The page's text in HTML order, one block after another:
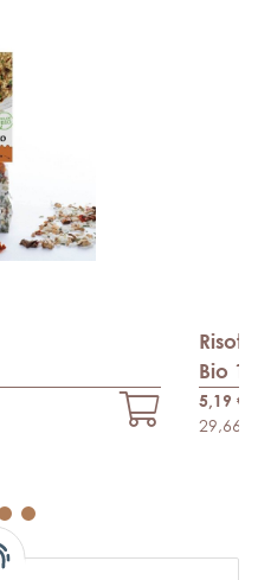
Bio
5,19 €
29,66